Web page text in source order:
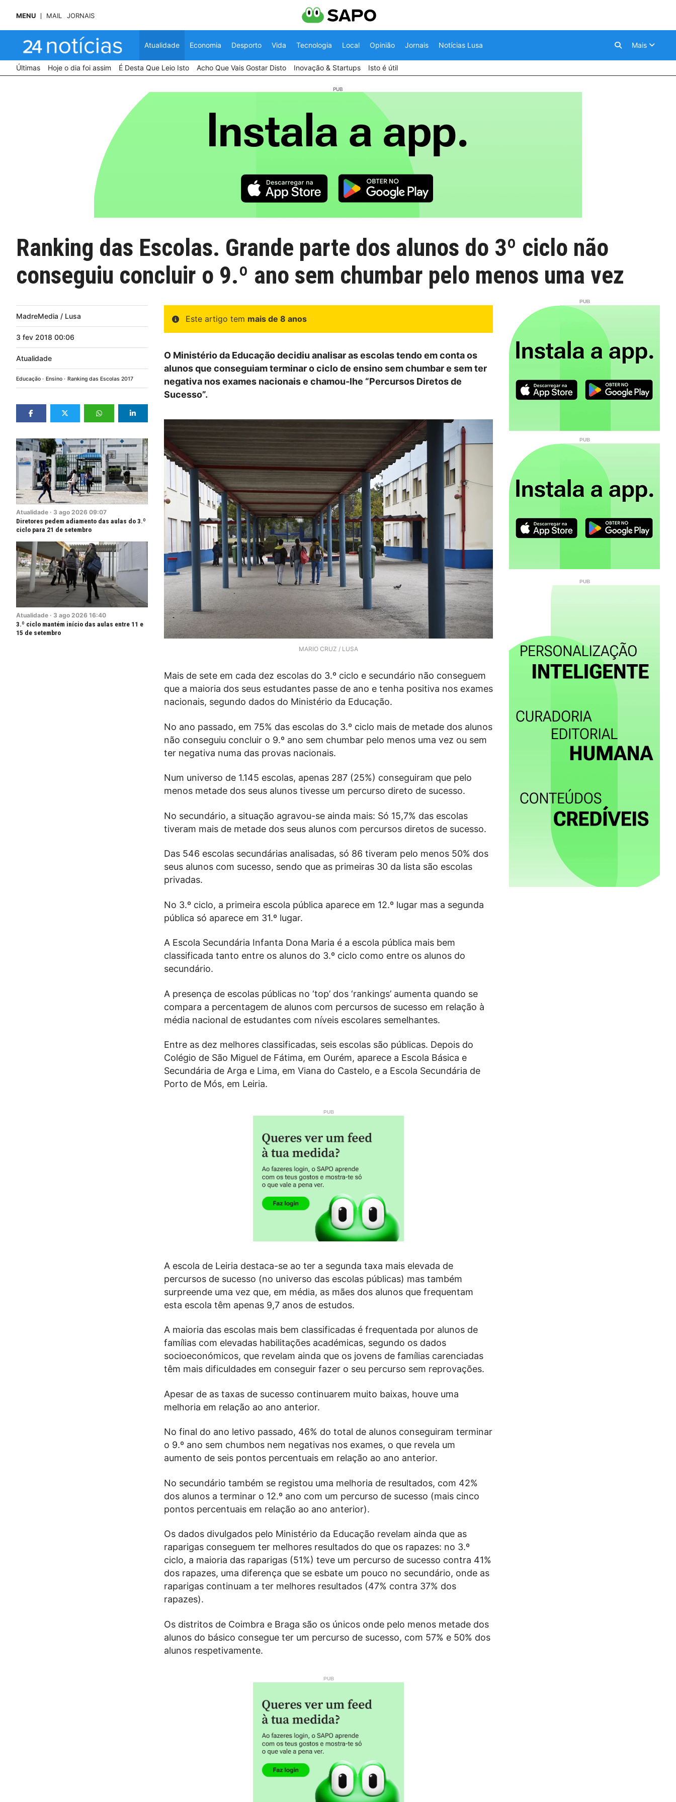
MENU MAIL JORNAIS
Atualidade Economia Desporto Vida Tecnologia Local Opinião Jornais Notícias Lusa Mais
Últimas Hoje o dia foi assim É Desta Que Leio Isto Acho Que Vais Gostar Disto Inovação & Startups Isto é útil
Ranking das Escolas. Grande parte dos alunos do 3º ciclo não
conseguiu concluir o 9.º ano sem chumbar pelo menos uma vez
MadreMedia / Lusa
3 fev 2018 00:06
Atualidade
Educação Ensino Ranking das Escolas 2017
Atualidade · 3 ago 2026 09:07
Diretores pedem adiamento das aulas do 3.º
ciclo para 21 de setembro
Atualidade · 3 ago 2026 16:40
3.º ciclo mantém início das aulas entre 11 e
15 de setembro
Este artigo tem mais de 8 anos
O Ministério da Educação decidiu analisar as escolas tendo em conta os
alunos que conseguiam terminar o ciclo de ensino sem chumbar e sem ter
negativa nos exames nacionais e chamou-lhe “Percursos Diretos de
Sucesso”.
MARIO CRUZ / LUSA
Mais de sete em cada dez escolas do 3.º ciclo e secundário não conseguem
que a maioria dos seus estudantes passe de ano e tenha positiva nos exames
nacionais, segundo dados do Ministério da Educação.
No ano passado, em 75% das escolas do 3.º ciclo mais de metade dos alunos
não conseguiu concluir o 9.º ano sem chumbar pelo menos uma vez ou sem
ter negativa numa das provas nacionais.
Num universo de 1.145 escolas, apenas 287 (25%) conseguiram que pelo
menos metade dos seus alunos tivesse um percurso direto de sucesso.
No secundário, a situação agravou-se ainda mais: Só 15,7% das escolas
tiveram mais de metade dos seus alunos com percursos diretos de sucesso.
Das 546 escolas secundárias analisadas, só 86 tiveram pelo menos 50% dos
seus alunos com sucesso, sendo que as primeiras 30 da lista são escolas
privadas.
No 3.º ciclo, a primeira escola pública aparece em 12.º lugar mas a segunda
pública só aparece em 31.º lugar.
A Escola Secundária Infanta Dona Maria é a escola pública mais bem
classificada tanto entre os alunos do 3.º ciclo como entre os alunos do
secundário.
A presença de escolas públicas no ‘top’ dos ‘rankings’ aumenta quando se
compara a percentagem de alunos com percursos de sucesso em relação à
média nacional de estudantes com níveis escolares semelhantes.
Entre as dez melhores classificadas, seis escolas são públicas. Depois do
Colégio de São Miguel de Fátima, em Ourém, aparece a Escola Básica e
Secundária de Arga e Lima, em Viana do Castelo, e a Escola Secundária de
Porto de Mós, em Leiria.
A escola de Leiria destaca-se ao ter a segunda taxa mais elevada de
percursos de sucesso (no universo das escolas públicas) mas também
surpreende uma vez que, em média, as mães dos alunos que frequentam
esta escola têm apenas 9,7 anos de estudos.
A maioria das escolas mais bem classificadas é frequentada por alunos de
famílias com elevadas habilitações académicas, segundo os dados
socioeconómicos, que revelam ainda que os jovens de famílias carenciadas
têm mais dificuldades em conseguir fazer o seu percurso sem reprovações.
Apesar de as taxas de sucesso continuarem muito baixas, houve uma
melhoria em relação ao ano anterior.
No final do ano letivo passado, 46% do total de alunos conseguiram terminar
o 9.º ano sem chumbos nem negativas nos exames, o que revela um
aumento de seis pontos percentuais em relação ao ano anterior.
No secundário também se registou uma melhoria de resultados, com 42%
dos alunos a terminar o 12.º ano com um percurso de sucesso (mais cinco
pontos percentuais em relação ao ano anterior).
Os dados divulgados pelo Ministério da Educação revelam ainda que as
raparigas conseguem ter melhores resultados do que os rapazes: no 3.º
ciclo, a maioria das raparigas (51%) teve um percurso de sucesso contra 41%
dos rapazes, uma diferença que se esbate um pouco no secundário, onde as
raparigas continuam a ter melhores resultados (47% contra 37% dos
rapazes).
Os distritos de Coimbra e Braga são os únicos onde pelo menos metade dos
alunos do básico consegue ter um percurso de sucesso, com 57% e 50% dos
alunos respetivamente.